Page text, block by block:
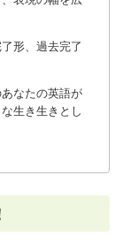
形、過去完了
なたの英語が
生き生きとし